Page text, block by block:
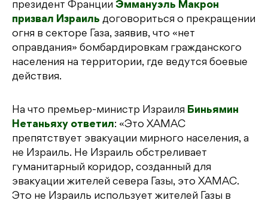
президент Франции Эммануэль Макрон
призвал Израиль договориться о прекращении
огня в секторе Газа, заявив, что «нет
оправдания» бомбардировкам гражданского
населения на территории, где ведутся боевые
действия.
На что премьер-министр Израиля Биньямин
Нетаньяху ответил: «Это ХАМАС
препятствует эвакуации мирного населения, а
не Израиль. Не Израиль обстреливает
гуманитарный коридор, созданный для
эвакуации жителей севера Газы, это ХАМАС.
Это не Израиль использует жителей Газы в